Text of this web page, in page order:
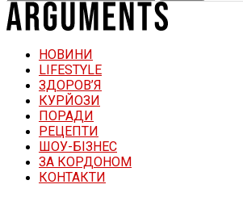
НОВИНИ
LIFESTYLE
ЗДОРОВ’Я
КУРЙОЗИ
ПОРАДИ
РЕЦЕПТИ
ШОУ-БІЗНЕС
ЗА КОРДОНОМ
КОНТАКТИ